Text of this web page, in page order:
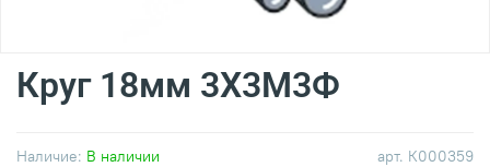
арт. К000359
Наличие: В наличии
Круг 18мм 3Х3М3Ф